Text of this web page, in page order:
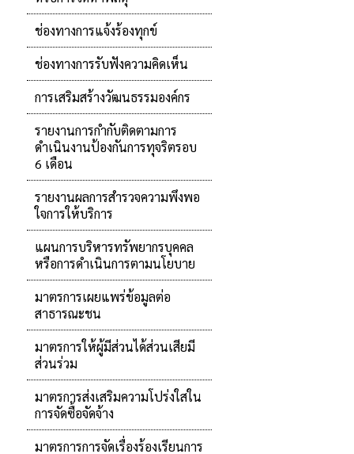
ช่องทางการแจ้งร้องทุกข์
ช่องทางการรับฟังความคิดเห็น
การเสริมสร้างวัฒนธรรมองค์กร
รายงานการกำกับติดตามการ
ดำเนินงานป้องกันการทุจริตรอบ
6 เดือน
รายงานผลการสำรวจความพึงพอ
ใจการให้บริการ
แผนการบริหารทรัพยากรบุคคล
หรือการดำเนินการตามนโยบาย
มาตรการเผยแพร่ข้อมูลต่อ
สาธารณะชน
มาตรการให้ผู้มีส่วนได้ส่วนเสียมี
ส่วนร่วม
มาตรการส่งเสริมความโปร่งใสใน
การจัดซื้อจัดจ้าง
มาตรการการจัดเรื่องร้องเรียนการ